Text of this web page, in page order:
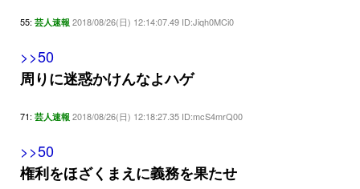
55: 芸人速報 2018/08/26(日) 12:14:07.49 ID:Jiqh0MCi0
>>50
周りに迷惑かけんなよハゲ
71: 芸人速報 2018/08/26(日) 12:18:27.35 ID:mcS4mrQ00
>>50
権利をほざくまえに義務を果たせ